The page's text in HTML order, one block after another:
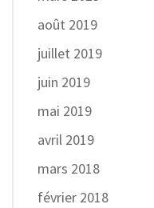
août 2019
juillet 2019
juin 2019
mai 2019
avril 2019
mars 2018
février 2018